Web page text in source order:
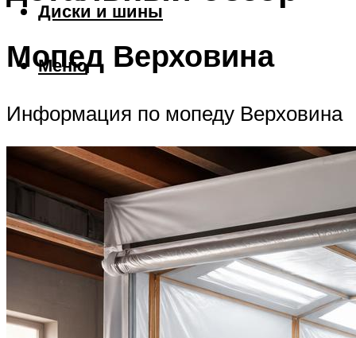
Диски и шины
Меню
Мопед Верховина
Информация по мопеду Верховина